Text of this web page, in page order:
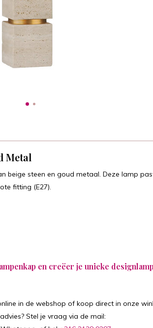
Metal
beige steen en goud metaal. Deze lamp
fitting (E27).
en creëer je unieke
in de webshop of koop direct in onze
Stel je vraag via de mail: